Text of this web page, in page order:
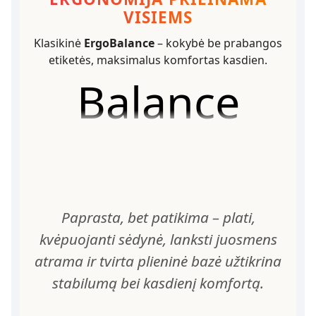
VISIEMS
Klasikinė ErgoBalance– kokybė be prabangos
etiketės, maksimalus komfortas kasdien.
Balance
Paprasta, bet patikima – plati,
kvėpuojanti sėdynė, lanksti juosmens
atrama ir tvirta plieninė bazė užtikrina
stabilumą bei kasdienį komfortą.